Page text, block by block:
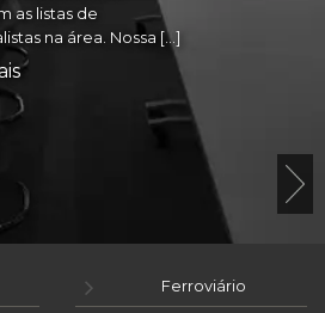
as listas de
na área. Nossa […]
Ferroviário